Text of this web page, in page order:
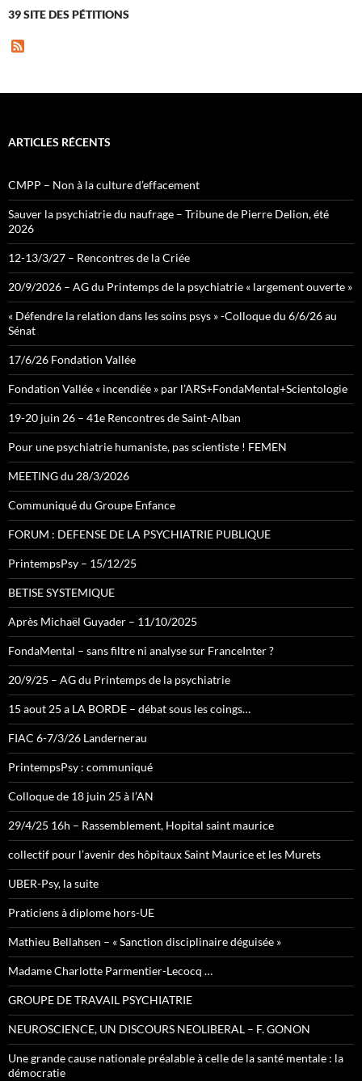
39 SITE DES PÉTITIONS
ARTICLES RÉCENTS
CMPP – Non à la culture d’effacement
Sauver la psychiatrie du naufrage – Tribune de Pierre Delion, été
2026
12-13/3/27 – Rencontres de la Criée
20/9/2026 – AG du Printemps de la psychiatrie « largement ouverte »
« Défendre la relation dans les soins psys » -Colloque du 6/6/26 au
Sénat
17/6/26 Fondation Vallée
Fondation Vallée « incendiée » par l’ARS+FondaMental+Scientologie
19-20 juin 26 – 41e Rencontres de Saint-Alban
Pour une psychiatrie humaniste, pas scientiste ! FEMEN
MEETING du 28/3/2026
Communiqué du Groupe Enfance
FORUM : DEFENSE DE LA PSYCHIATRIE PUBLIQUE
PrintempsPsy – 15/12/25
BETISE SYSTEMIQUE
Après Michaël Guyader – 11/10/2025
FondaMental – sans filtre ni analyse sur FranceInter ?
20/9/25 – AG du Printemps de la psychiatrie
15 aout 25 a LA BORDE – débat sous les coings…
FIAC 6-7/3/26 Landernerau
PrintempsPsy : communiqué
Colloque de 18 juin 25 à l’AN
29/4/25 16h – Rassemblement, Hopital saint maurice
collectif pour l’avenir des hôpitaux Saint Maurice et les Murets
UBER-Psy, la suite
Praticiens à diplome hors-UE
Mathieu Bellahsen – « Sanction disciplinaire déguisée »
Madame Charlotte Parmentier-Lecocq …
GROUPE DE TRAVAIL PSYCHIATRIE
NEUROSCIENCE, UN DISCOURS NEOLIBERAL – F. GONON
Une grande cause nationale préalable à celle de la santé mentale : la
démocratie